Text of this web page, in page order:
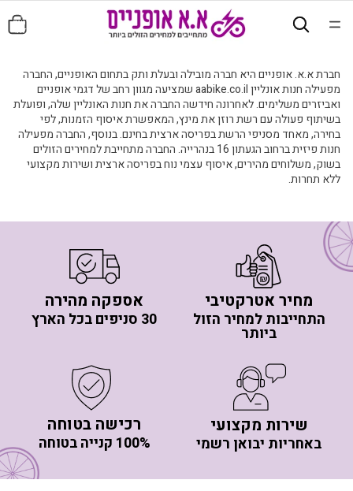
סה"כ
פריטים
בעגלה:
חברת א.א. אופניים היא חברה מובילה ובעלת ותק בתחום האופניים, החברה
מפעילה חנות אונליין aabike.co.il שמציעה מגוון רחב של דגמי אופניים
ואביזרים משלימים. לאחרונה חידשה החברה את חנות האונליין שלה, ופועלת
בשיתוף פעולה עם רשת רוזן את מינץ, המאפשרת איסוף הזמנות, לפי
בחירה, מאחד מסניפי הרשת בפריסה ארצית בחינם. בנוסף, החברה מפעילה
חנות פיזית ברחוב הגעתון 16 בנהרייה. החברה מתחייבת למחירים הזולים
בשוק, משלוחים מהירים, איסוף עצמי נוח בפריסה ארצית ושירות מקצועי
ללא תחרות.
מחיר אטרקטיבי
התחייבות למחיר הזול
ביותר
אספקה מהירה
30 סניפים בכל הארץ
שירות מקצועי
באחריות יבואן רשמי
רכישה בטוחה
100% קנייה בטוחה